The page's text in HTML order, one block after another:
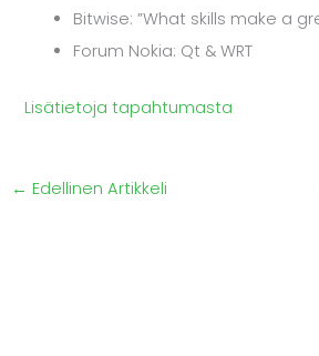
Bitwise: ”What skills make a
Forum Nokia: Qt & WRT
Lisätietoja tapahtumasta
← Edellinen Artikkeli